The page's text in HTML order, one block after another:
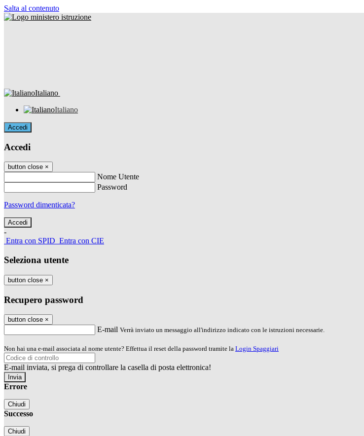
Salta al contenuto
Italiano
Italiano
Accedi
Accedi
button close ×
Nome Utente
Password
Password dimenticata?
-
Entra con SPID Entra con CIE
Seleziona utente
button close ×
Recupero password
button close ×
E-mail Verrà inviato un messaggio all'indirizzo indicato con le istruzioni necessarie.
Non hai una e-mail associata al nome utente? Effettua il reset della password tramite la Login Spaggiari
E-mail inviata, si prega di controllare la casella di posta elettronica!
Errore
Chiudi
Successo
Chiudi